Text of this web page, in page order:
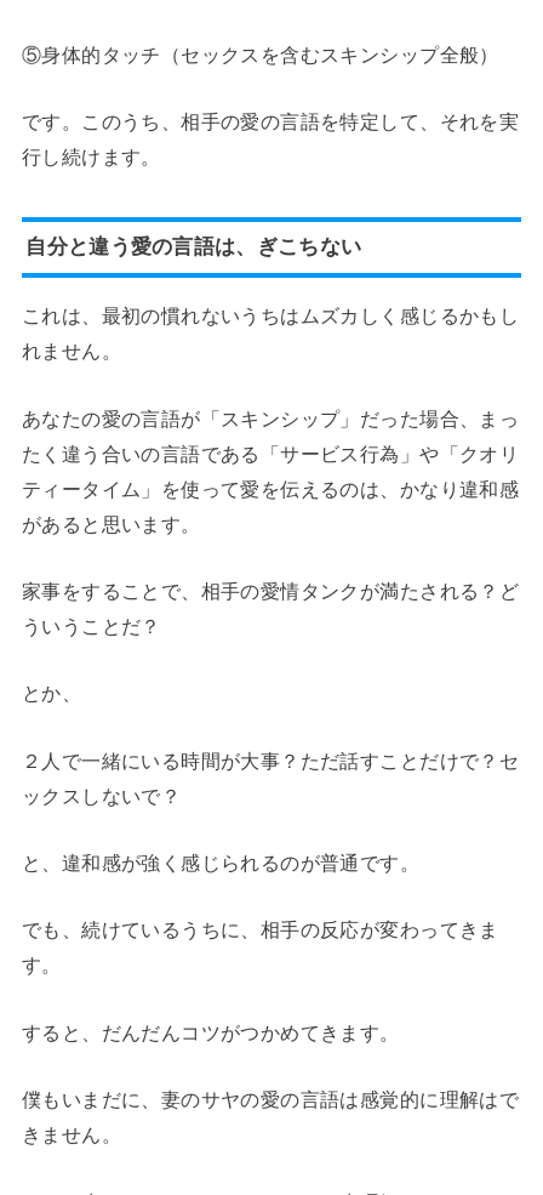
⑤身体的タッチ（セックスを含むスキンシップ全般）
です。このうち、相手の愛の言語を特定して、それを実
行し続けます。
自分と違う愛の言語は、ぎこちない
これは、最初の慣れないうちはムズカしく感じるかもし
れません。
あなたの愛の言語が「スキンシップ」だった場合、まっ
たく違う合いの言語である「サービス行為」や「クオリ
ティータイム」を使って愛を伝えるのは、かなり違和感
があると思います。
家事をすることで、相手の愛情タンクが満たされる？ど
ういうことだ？
とか、
２人で一緒にいる時間が大事？ただ話すことだけで？セ
ックスしないで？
と、違和感が強く感じられるのが普通です。
でも、続けているうちに、相手の反応が変わってきま
す。
すると、だんだんコツがつかめてきます。
僕もいまだに、妻のサヤの愛の言語は感覚的に理解はで
きません。